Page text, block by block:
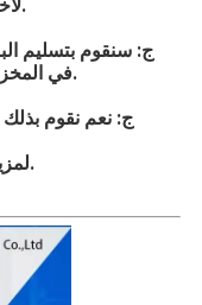
لاختبار الجودة ، فهي مقبولة أيضًا بالنسبة لنا.
في المخزون ؛لظروف أخرى ، سوف نتفاوض معك.
ج: نعم نقوم بذلك
لمزيد من المعلومات ، لا تتردد في الاتصال بنا.